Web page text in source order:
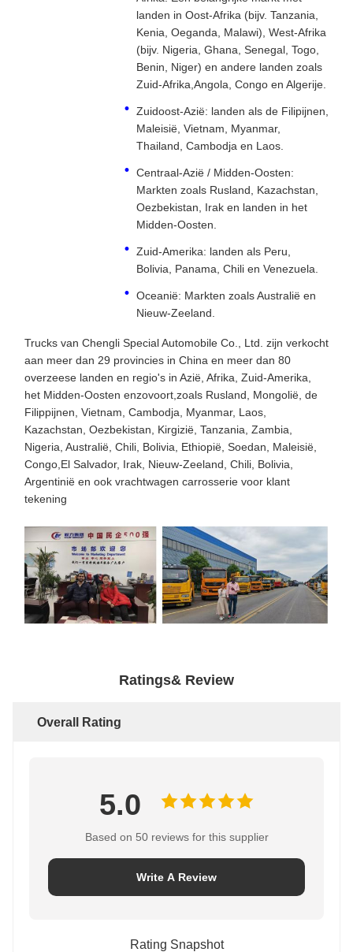
landen in Oost-Afrika (bijv. Tanzania,
Kenia, Oeganda, Malawi), West-Afrika
(bijv. Nigeria, Ghana, Senegal, Togo,
Benin, Niger) en andere landen zoals
Zuid-Afrika,Angola, Congo en Algerije.
Zuidoost-Azië: landen als de Filipijnen,
Maleisië, Vietnam, Myanmar,
Thailand, Cambodja en Laos.
Centraal-Azië / Midden-Oosten:
Markten zoals Rusland, Kazachstan,
Oezbekistan, Irak en landen in het
Midden-Oosten.
Zuid-Amerika: landen als Peru,
Bolivia, Panama, Chili en Venezuela.
Oceanië: Markten zoals Australië en
Nieuw-Zeeland.
Trucks van Chengli Special Automobile Co., Ltd. zijn verkocht
aan meer dan 29 provincies in China en meer dan 80
overzeese landen en regio's in Azië, Afrika, Zuid-Amerika,
het Midden-Oosten enzovoort,zoals Rusland, Mongolië, de
Filippijnen, Vietnam, Cambodja, Myanmar, Laos,
Kazachstan, Oezbekistan, Kirgizië, Tanzania, Zambia,
Nigeria, Australië, Chili, Bolivia, Ethiopië, Soedan, Maleisië,
Congo,El Salvador, Irak, Nieuw-Zeeland, Chili, Bolivia,
Argentinië en ook vrachtwagen carrosserie voor klant
tekening
Ratings& Review
Overall Rating
5.0
Based on 50 reviews for this supplier
Write A Review
Rating Snapshot